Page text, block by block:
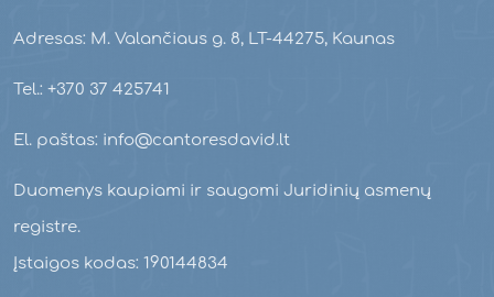
Adresas: M. Valančiaus g. 8, LT-44275, Kaunas
Tel.: +370 37 425741
El. paštas: info@cantoresdavid.lt
Duomenys kaupiami ir saugomi Juridinių asmenų
registre.
Įstaigos kodas: 190144834